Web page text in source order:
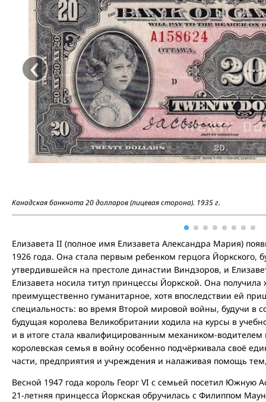
Канадская банкнота 20 долларов (лицевая сторона). 1935 г.
‹
Елизавета II (полное имя Елизавета Александра Мария)
1926 года. Она стала первым ребенком герцога Йоркского,
утвердившейся на престоле династии Виндзоров, и
Елизавета носила титул принцессы Йоркской. Она
преимущественно гуманитарное, хотя впоследствии ей
специальность: во время Второй мировой войны, будучи в
будущая королева Великобритании ходила на курсы в
и в итоге стала квалифицированным механиком-
королевская семья в войну особенно подчёркивала своё
части, предприятия и учреждения и налаживая помощь
Весной 1947 года король Георг VI с семьей посетил Южную
21-летняя принцесса Йоркская обручилась с Филиппом